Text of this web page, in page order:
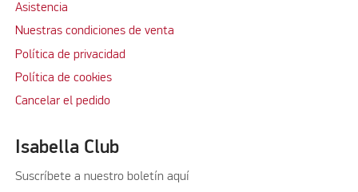
Asistencia
Nuestras condiciones de venta
Política de privacidad
Política de cookies
Cancelar el pedido
Isabella Club
Suscríbete a nuestro boletín aquí